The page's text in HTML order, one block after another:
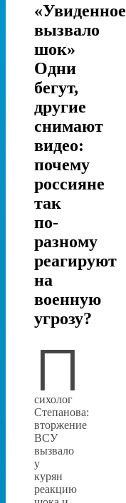
«Увиденное
вызвало
шок»
Одни
бегут,
другие
снимают
видео:
почему
россияне
так
по-
разному
реагируют
на
военную
угрозу?
П
сихолог
Степанова:
вторжение
ВСУ
вызвало
у
курян
реакцию